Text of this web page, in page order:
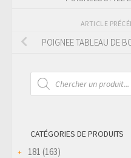
ARTICLE
POIGNEE TABLEAU DE
Recherche
de
produits
CATÉGORIES DE PRODUITS
181 (163)